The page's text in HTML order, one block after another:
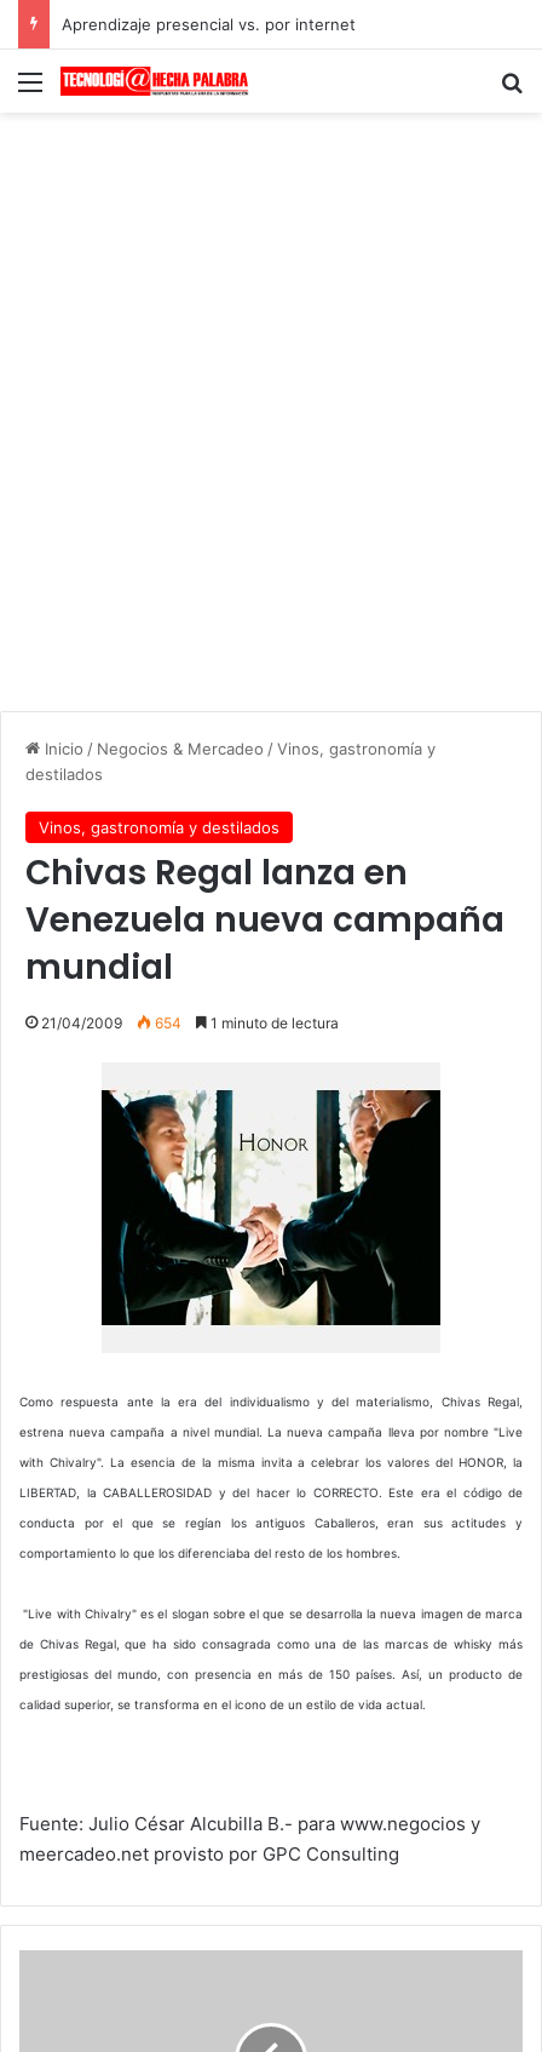
Aprendizaje presencial vs. por internet
Menú
Inicio / Negocios & Mercadeo /Vinos, gastronomía y
destilados
Vinos, gastronomía y destilados
Chivas Regal lanza en
Venezuela nueva campaña
mundial
21/04/2009 654 1 minuto de lectura
Como respuesta ante la era del individualismo y del materialismo, Chivas Regal,
estrena nueva campaña a nivel mundial. La nueva campaña lleva por nombre "Live
with Chivalry". La esencia de la misma invita a celebrar los valores del HONOR, la
LIBERTAD, la CABALLEROSIDAD y del hacer lo CORRECTO. Este era el código de
conducta por el que se regían los antiguos Caballeros, eran sus actitudes y
comportamiento lo que los diferenciaba del resto de los hombres.
"Live with Chivalry" es el slogan sobre el que se desarrolla la nueva imagen de marca
de Chivas Regal, que ha sido consagrada como una de las marcas de whisky más
prestigiosas del mundo, con presencia en más de 150 países. Así, un producto de
calidad superior, se transforma en el icono de un estilo de vida actual.
Fuente: Julio César Alcubilla B.- para www.negocios y
meercadeo.net provisto por GPC Consulting